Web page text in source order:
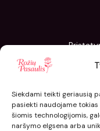
Siekdami teikti geriausią
pasiekti naudojame
šiomis technologijomis,
naršymo elgsena arba